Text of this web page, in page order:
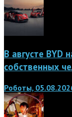
В августе BYD
собственных
Роботы,